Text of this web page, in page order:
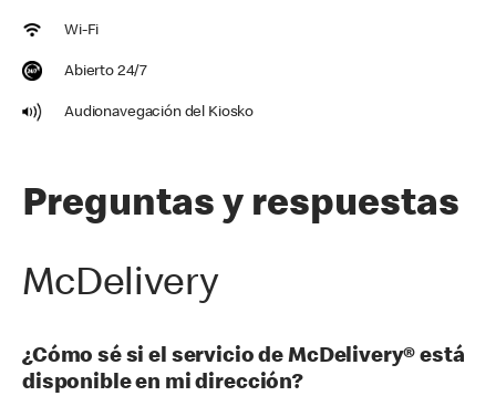
Wi-Fi
Abierto 24/7
Audionavegación del Kiosko
Preguntas y respuestas
McDelivery
¿Cómo sé si el servicio de McDelivery® está
disponible en mi dirección?